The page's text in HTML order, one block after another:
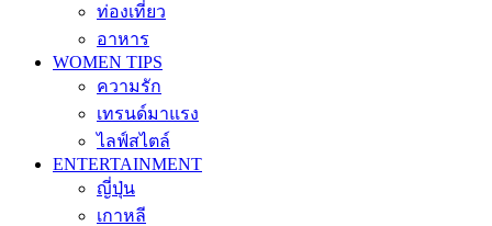
ท่องเที่ยว
อาหาร
WOMEN TIPS
ความรัก
เทรนด์มาแรง
ไลฟ์สไตล์
ENTERTAINMENT
ญี่ปุ่น
เกาหลี